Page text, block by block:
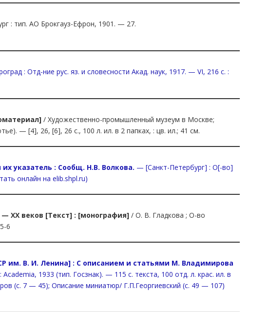
: тип. АО Брокгауз-Ефрон, 1901. — 27.
: Отд-ние рус. яз. и словесности Акад. наук, 1917. — VI, 216 с. :
/ Художественно-промышленный музеум в Москве;
— [4], 26, [6], 26 с., 100 л. ил. в 2 папках, : цв. ил.; 41 см.
указатель : Сообщ. Н.В. Волкова. — [Санкт-Петербург] : О[-во]
онлайн на elib.shpl.ru)
XX веков [Текст] : [монография] / О. В. Гладкова ; О-во
6
им. В. И. Ленина] : С описанием и статьями М. Владимирова
1933 (тип. Госзнак). — 115 с. текста, 100 отд. л. крас. ил. в
(с. 7 — 45); Описание миниатюр/ Г.П.Георгиевский (с. 49 — 107)